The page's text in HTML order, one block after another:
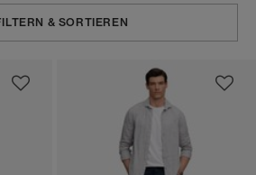
& SORTIEREN